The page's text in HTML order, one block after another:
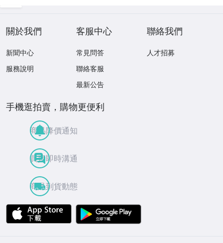
關於我們
新聞中心
服務說明
客服中心
常見問答
聯絡客服
最新公告
聯絡我們
人才招募
手機逛拍賣，購物更便利
商品降價通知
買賣即時溝通
商品到貨動態
APP Store